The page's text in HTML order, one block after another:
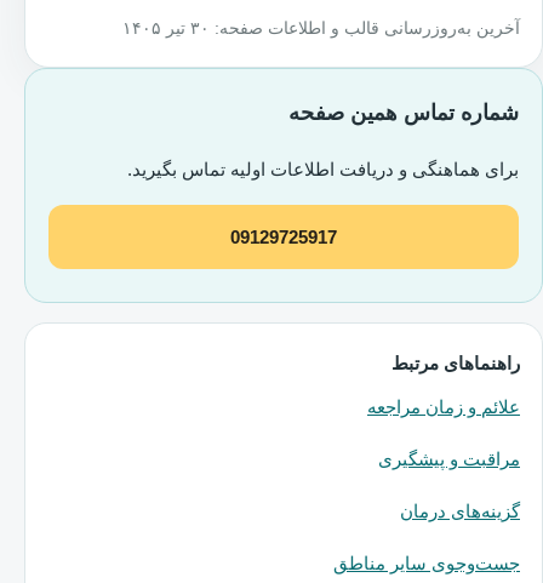
آخرین به‌روزرسانی قالب و اطلاعات صفحه: ۳۰ تیر ۱۴۰۵
شماره تماس همین صفحه
برای هماهنگی و دریافت اطلاعات اولیه تماس بگیرید.
09129725917
راهنماهای مرتبط
علائم و زمان مراجعه
مراقبت و پیشگیری
گزینه‌های درمان
جست‌وجوی سایر مناطق